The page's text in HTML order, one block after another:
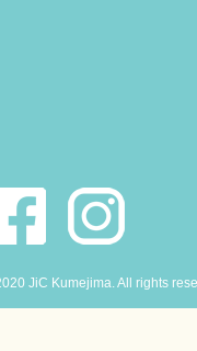
JiC Kumejima. All rights